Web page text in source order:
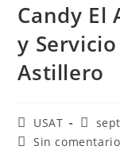
Candy El
y
Astillero
Autor
de
USAT
de
Comentarios
Sin